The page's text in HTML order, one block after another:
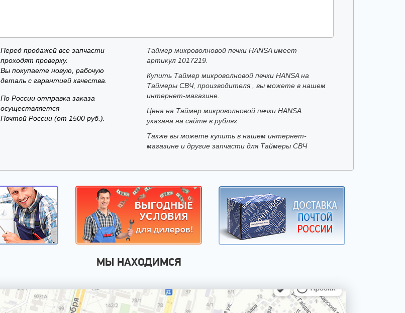
Перед продажей все запчасти
проходят проверку.
Вы покупаете новую, рабочую
деталь с гарантией качества.
По России отправка заказа
осуществляется
Почтой России (от 1500 руб.).
Таймер микроволновой печки HANSA имеет
артикул 1017219.
Купить Таймер микроволновой печки HANSA на
Таймеры СВЧ, производителя , вы можете в нашем
интернет-магазине.
Цена на Таймер микроволновой печки HANSA
указана на сайте в рублях.
Также вы можете купить в нашем интернет-
магазине и другие запчасти для Таймеры СВЧ
МЫ НАХОДИМСЯ